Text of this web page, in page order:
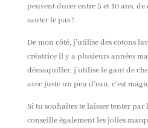
peuvent durer entre 5 et 10 ans,
sauter le pas !
De mon côté, j’utilise des cotons
créatrice il y a plusieurs années
démaquiller, j’utilise le gant de
avec juste un peu d’eau, c’est
Si tu souhaites te laisser tenter par
conseille également les jolies